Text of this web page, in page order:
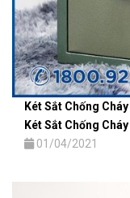
Két Sắt Chống
Két Sắt Chống
01/04/2021